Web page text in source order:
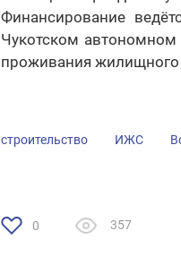
Финансирование
Чукотском автономном
проживания жилищного
строительство ИЖС
0 357